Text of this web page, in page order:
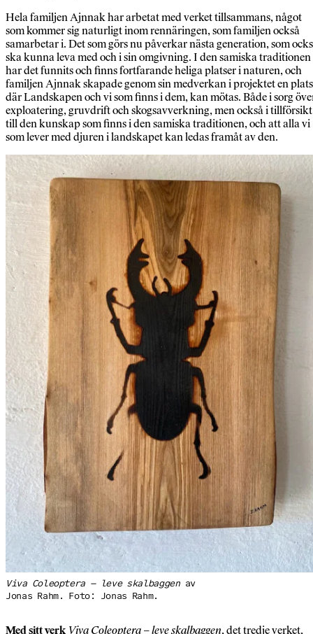
Hela familjen Ajnnak har arbetat med verket tillsammans, något
som kommer sig naturligt inom rennäringen, som familjen också
samarbetar i. Det som görs nu påverkar nästa generation, som
ska kunna leva med och i sin omgivning. I den samiska traditionen
har det funnits och finns fortfarande heliga platser i naturen, och
familjen Ajnnak skapade genom sin medverkan i projektet en plats
där Landskapen och vi som finns i dem, kan mötas. Både i sorg
exploatering, gruvdrift och skogsavverkning, men också i tillförsikt
till den kunskap som finns i den samiska traditionen, och att alla vi
som lever med djuren i landskapet kan ledas framåt av den.
Viva Coleoptera – leve skalbaggenav
Jonas Rahm. Foto: Jonas Rahm.
Med sitt verk Viva Coleoptera – leve skalbaggen, det tredje verket,